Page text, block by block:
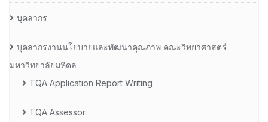
บุคลากร
บุคลากรงานนโยบายและพัฒนาคุณภาพ คณะวิทยาศาสตร์
มหาวิทยาลัยมหิดล
TQA Application Report Writing
TQA Assessor